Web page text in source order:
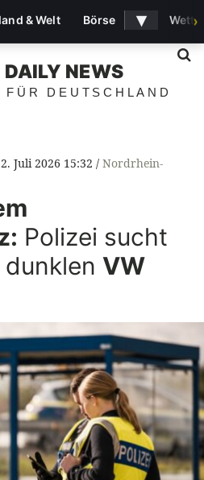
NEWS
DEUTSCHLAND
2. Juli 2026 15:32
Nordrhein-
Polizei sucht
VW
& Welt Börse ▾ ›